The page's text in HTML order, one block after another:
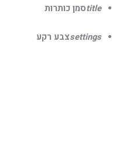
titleסמן כותרות
settingsצבע רקע